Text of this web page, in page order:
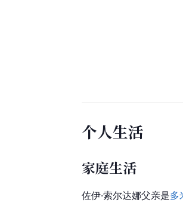
个人生活
家庭生活
佐伊·索尔达娜父亲是多